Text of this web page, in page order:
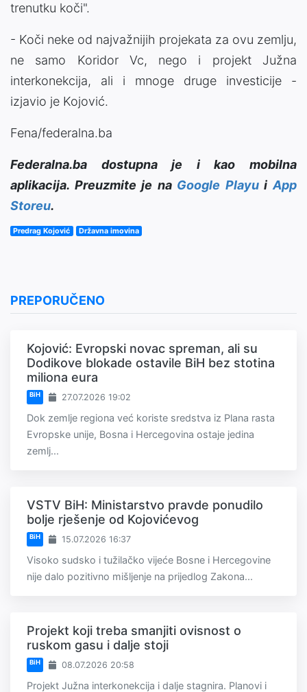
trenutku koči".
- Koči neke od najvažnijih projekata za ovu zemlju,
ne samo Koridor Vc, nego i projekt Južna
interkonekcija, ali i mnoge druge investicije -
izjavio je Kojović.
Fena/federalna.ba
Federalna.ba dostupna je i kao mobilna
aplikacija. Preuzmite je na Google PlayuiApp
Storeu.
Predrag Kojović Državna imovina
PREPORUČENO
Kojović: Evropski novac spreman, ali su
Dodikove blokade ostavile BiH bez stotina
miliona eura
BiH 27.07.2026 19:02
Dok zemlje regiona već koriste sredstva iz Plana rasta
Evropske unije, Bosna i Hercegovina ostaje jedina
zemlj...
VSTV BiH: Ministarstvo pravde ponudilo
bolje rješenje od Kojovićevog
BiH 15.07.2026 16:37
Visoko sudsko i tužilačko vijeće Bosne i Hercegovine
nije dalo pozitivno mišljenje na prijedlog Zakona...
Projekt koji treba smanjiti ovisnost o
ruskom gasu i dalje stoji
BiH 08.07.2026 20:58
Projekt Južna interkonekcija i dalje stagnira. Planovi i